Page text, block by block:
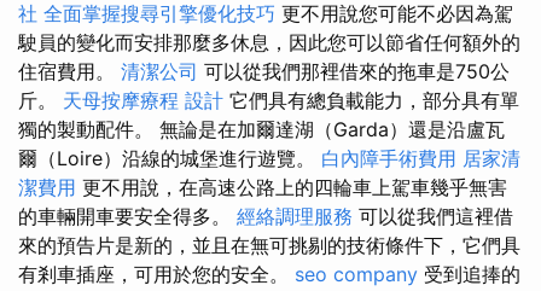
社 全面掌握搜尋引擎優化技巧 更不用說您可能不必因為駕
駛員的變化而安排那麼多休息，因此您可以節省任何額外的
住宿費用。 清潔公司 可以從我們那裡借來的拖車是750公
斤。 天母按摩療程 設計 它們具有總負載能力，部分具有單
獨的製動配件。 無論是在加爾達湖（Garda）還是沿盧瓦
爾（Loire）沿線的城堡進行遊覽。 白內障手術費用 居家清
潔費用 更不用說，在高速公路上的四輪車上駕車幾乎無害
的車輛開車要安全得多。 經絡調理服務 可以從我們這裡借
來的預告片是新的，並且在無可挑剔的技術條件下，它們具
有剎車插座，可用於您的安全。 seo company 受到追捧的